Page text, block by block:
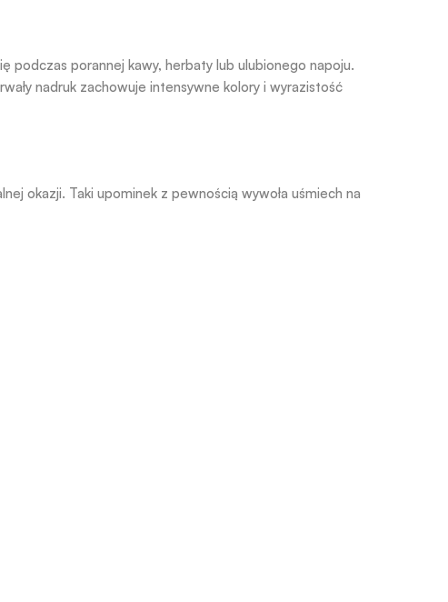
podczas porannej kawy, herbaty lub ulubionego napoju.
nadruk zachowuje intensywne kolory i wyrazistość
okazji. Taki upominek z pewnością wywoła uśmiech na